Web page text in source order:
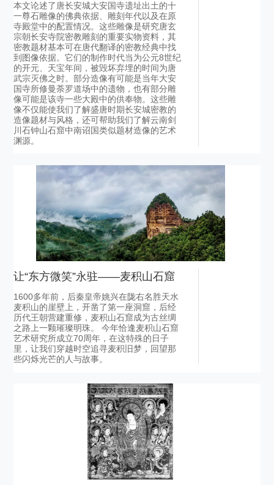
本文论述了唐长安城大安国寺遗址出土的十
一尊石雕像的佛典依据、雕刻年代以及在原
寺殿堂中的配置情况。这些雕像是研究唐玄
宗朝长安寺院密教雕刻的重要实物资料，其
密教题材基本可在唐代翻译的密教经典中找
到图像依据。它们的制作时代当为公元8世纪
的开元、天宝年间，被毁坏弃埋的时间为唐
武宗灭佛之时。部分造像有可能是当年大安
国寺所修曼荼罗道场中的遗物，也有部分雕
像可能是该寺一些大殿中的供奉物。这些雕
像不仅能使我们了解盛唐时期长安城密教的
造像题材与风格，还可帮助我们了解云南剑
川石钟山石窟中南诏国类似题材造像的艺术
渊源。
让“东方微笑”永驻——麦积山石窟
1600多年前，后秦皇帝姚兴在陇右名胜天水
麦积山的崖壁上，开凿了第一座洞窟，后经
历代王朝营建重修，麦积山石窟成为古丝绸
之路上一颗璀璨明珠。 今年恰逢麦积山石窟
艺术研究所成立70周年，在这特殊的日子
里，让我们穿越时空追寻麦积旧梦，回望那
些闪烁光芒的人与故事。